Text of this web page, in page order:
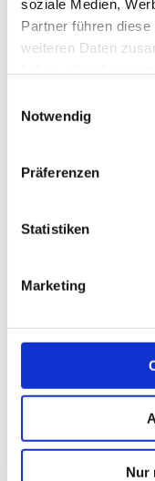
soziale Medien,
Partner führen
weiteren Daten
Notwendig
Präferenzen
Statistiken
Marketing
Nur